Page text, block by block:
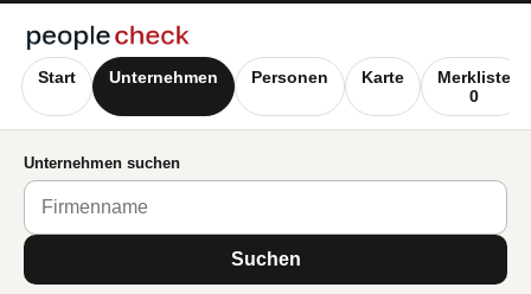
Start Unternehmen Personen Karte
Merkliste
0
Unternehmen suchen
Suchen